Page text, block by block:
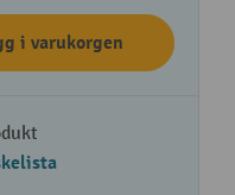
i varukorgen